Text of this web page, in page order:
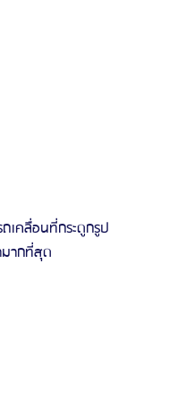
เคลื่อนที่กระดูกรูป
มากที่สุด